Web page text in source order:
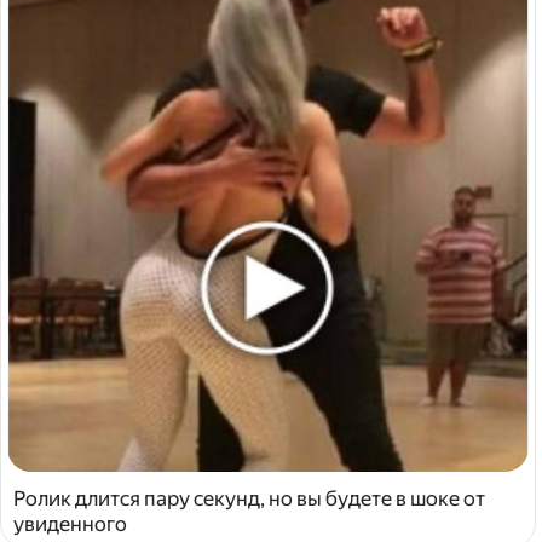
Ролик длится пару секунд, но вы будете в шоке от
увиденного